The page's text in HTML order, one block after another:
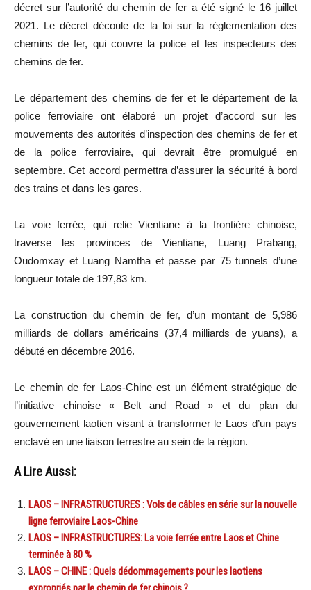
décret sur l’autorité du chemin de fer a été signé le 16 juillet
2021. Le décret découle de la loi sur la réglementation des
chemins de fer, qui couvre la police et les inspecteurs des
chemins de fer.
Le département des chemins de fer et le département de la
police ferroviaire ont élaboré un projet d’accord sur les
mouvements des autorités d’inspection des chemins de fer et
de la police ferroviaire, qui devrait être promulgué en
septembre. Cet accord permettra d’assurer la sécurité à bord
des trains et dans les gares.
La voie ferrée, qui relie Vientiane à la frontière chinoise,
traverse les provinces de Vientiane, Luang Prabang,
Oudomxay et Luang Namtha et passe par 75 tunnels d’une
longueur totale de 197,83 km.
La construction du chemin de fer, d’un montant de 5,986
milliards de dollars américains (37,4 milliards de yuans), a
débuté en décembre 2016.
Le chemin de fer Laos-Chine est un élément stratégique de
l’initiative chinoise « Belt and Road » et du plan du
gouvernement laotien visant à transformer le Laos d’un pays
enclavé en une liaison terrestre au sein de la région.
A Lire Aussi:
LAOS – INFRASTRUCTURES : Vols de câbles en série sur la nouvelle
ligne ferroviaire Laos-Chine
LAOS – INFRASTRUCTURES: La voie ferrée entre Laos et Chine
terminée à 80 %
LAOS – CHINE : Quels dédommagements pour les laotiens